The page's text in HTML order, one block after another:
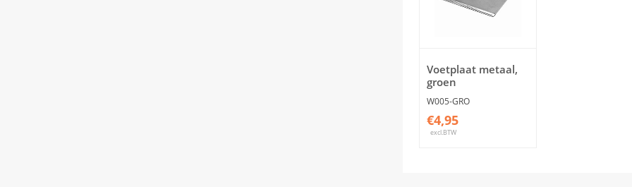
Voetplaat metaal,
groen
W005-GRO
€4,95
excl.BTW